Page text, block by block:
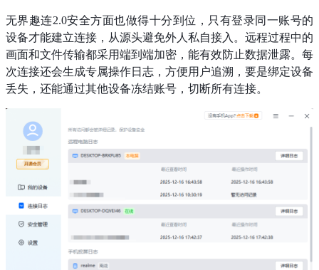
无界趣连2.0安全方面也做得十分到位，只有登录同一账号的
设备才能建立连接，从源头避免外人私自接入。远程过程中的
画面和文件传输都采用端到端加密，能有效防止数据泄露。每
次连接还会生成专属操作日志，方便用户追溯，要是绑定设备
丢失，还能通过其他设备冻结账号，切断所有连接。